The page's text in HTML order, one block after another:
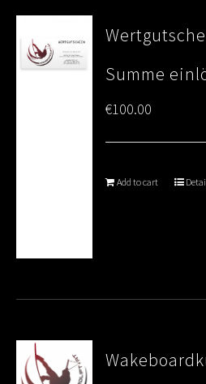
Summe
€100.00
Add to cart